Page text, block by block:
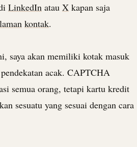
LinkedIn atau X kapan saja
kontak.
saya akan memiliki kotak masuk
acak. CAPTCHA
semua orang, tetapi kartu kredit
sesuatu yang sesuai dengan cara